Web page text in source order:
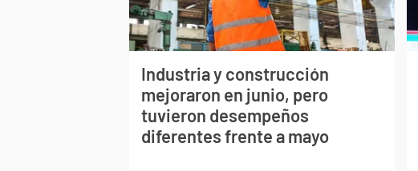
Industria y construcción
mejoraron en junio, pero
tuvieron desempeños
diferentes frente a mayo